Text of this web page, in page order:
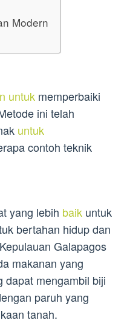
Modern
untuk memperbaiki
ini telah
untuk
contoh teknik
yang lebih baik untuk
bertahan hidup dan
Galapagos
makanan yang
dapat mengambil biji
paruh yang
tanah.